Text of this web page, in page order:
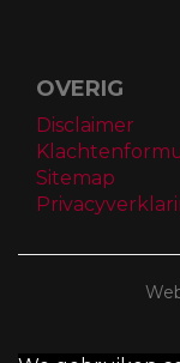
OVERIG
Disclaimer
Sitemap